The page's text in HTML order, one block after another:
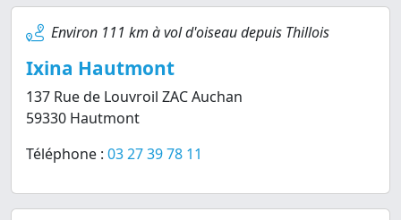
Environ 111 km à vol d'oiseau depuis Thillois
Ixina Hautmont
137 Rue de Louvroil ZAC Auchan
59330 Hautmont
Téléphone : 03 27 39 78 11